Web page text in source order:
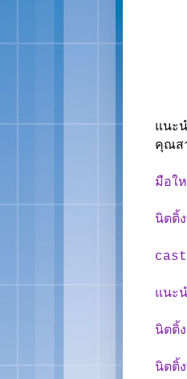
แนะ
คุณส
มือ
นิต
แนะ
นิตติ้
นิตติ้